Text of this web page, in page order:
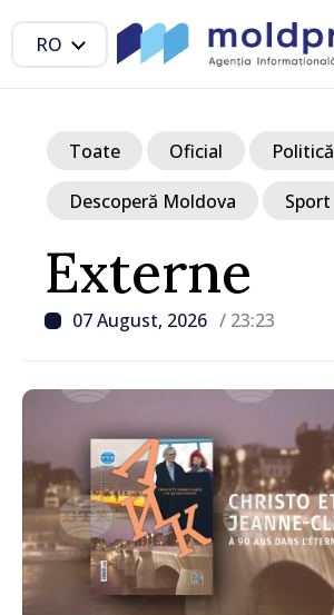
RO
Externe
07 August, 2026 / 23:23
Toate Oficial Politică
Descoperă Moldova Sport